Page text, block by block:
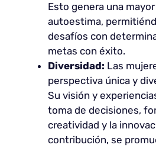
Esto genera una
autoestima,
desafíos con
metas con éxito.
Diversidad: Las
perspectiva única y
Su visión y
toma de decisiones,
creatividad y la
contribución, se